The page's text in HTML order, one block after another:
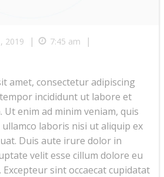
2019 | 7:45 am |
amet, consectetur adipiscing
incididunt ut labore et
enim ad minim veniam, quis
laboris nisi ut aliquip ex
Duis aute irure dolor in
velit esse cillum dolore eu
sint occaecat cupidatat